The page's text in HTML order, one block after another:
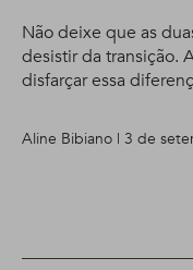
Não deixe que as
desistir da transição.
disfarçar essa
Aline Bibiano | 3 de